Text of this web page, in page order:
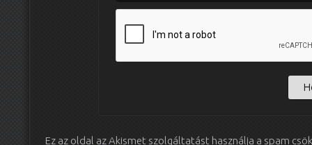
Ez az oldal az Akismet szolgáltatást használja a spam